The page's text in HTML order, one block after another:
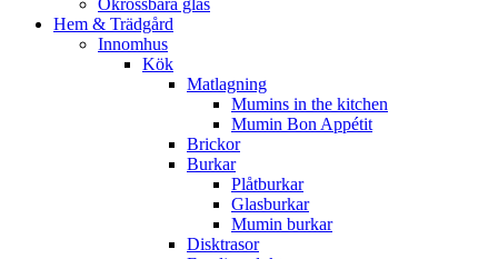
Okrossbara glas
Hem & Trädgård
Innomhus
Kök
Matlagning
Mumins in the kitchen
Mumin Bon Appétit
Brickor
Burkar
Plåtburkar
Glasburkar
Mumin burkar
Disktrasor